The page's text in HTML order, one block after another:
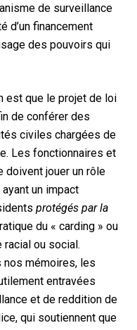
de surveillance
d’un financement
des pouvoirs qui
est que le projet de loi
de conférer des
civiles chargées de
Les fonctionnaires et
jouer un rôle
un impact
protégés par la
du « carding » ou
racial ou social.
nos mémoires, les
entravées
et de reddition de
qui soutiennent que